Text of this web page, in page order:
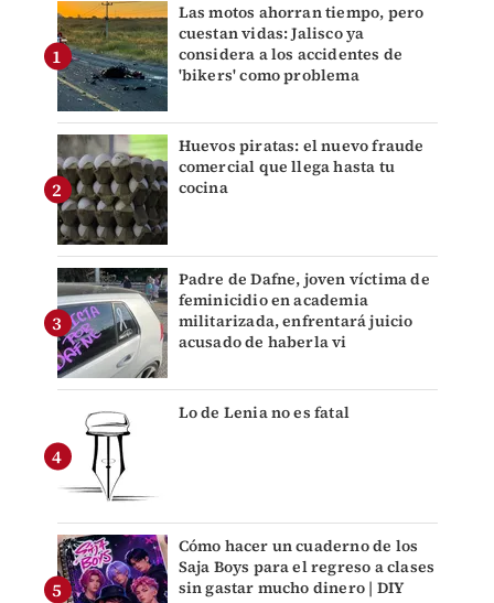
Las motos ahorran tiempo, pero
cuestan vidas: Jalisco ya
considera a los accidentes de
'bikers' como problema
Huevos piratas: el nuevo fraude
comercial que llega hasta tu
cocina
Padre de Dafne, joven víctima de
feminicidio en academia
militarizada, enfrentará juicio
acusado de haberla vi
Lo de Lenia no es fatal
Cómo hacer un cuaderno de los
Saja Boys para el regreso a clases
sin gastar mucho dinero | DIY